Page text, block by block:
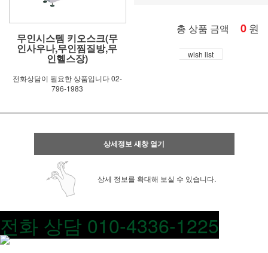
무인시스템 키오스크(무
인사우나,무인찜질방,무
인헬스장)
전화상담이 필요한 상품입니다 02-
796-1983
총 상품 금액 0 원
wish list
상세정보 새창 열기
상세 정보를 확대해 보실 수 있습니다.
전화 상담 010-4336-1225